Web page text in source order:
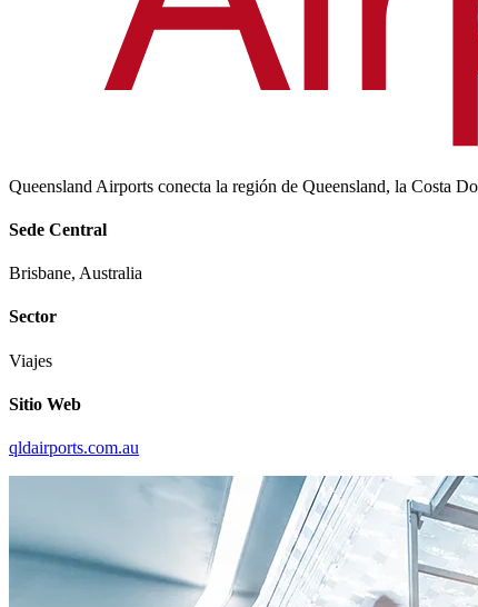
Queensland Airports conecta la región de Queensland, la Costa
Sede Central
Brisbane, Australia
Sector
Viajes
Sitio Web
qldairports.com.au